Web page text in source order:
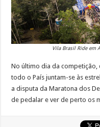
Vila Brasil Ride em
No último dia da competição,
todo o País juntam-se às
a disputa da Maratona dos
de pedalar e ver de perto os